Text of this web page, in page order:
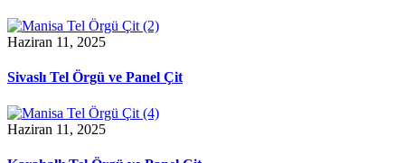
Haziran 11, 2025
Sivaslı Tel Örgü ve Panel Çit
Haziran 11, 2025